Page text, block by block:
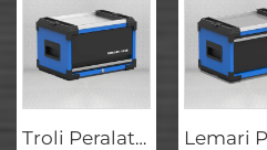
Troli Peralatan Bengkel GL2102 dengan Roda Rem dan Baki Serbaguna